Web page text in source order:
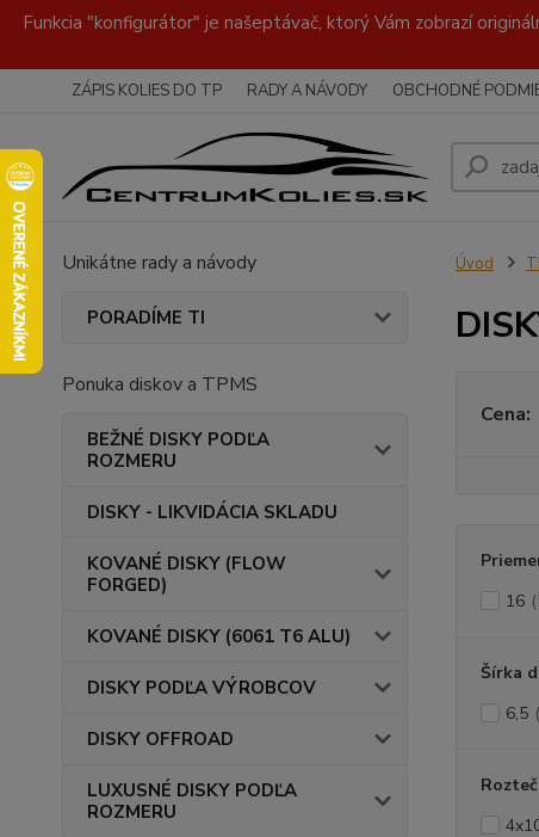
Funkcia "konfigurátor" je našeptávač, ktorý Vám zobrazí
ZÁPIS KOLIES DO TP RADY A NÁVODY OBCHODNÉ
Unikátne rady a návody
PORADÍME TI
Ponuka diskov a TPMS
BEŽNÉ DISKY PODĽA
ROZMERU
DISKY - LIKVIDÁCIA SKLADU
KOVANÉ DISKY (FLOW
FORGED)
KOVANÉ DISKY (6061 T6 ALU)
DISKY PODĽA VÝROBCOV
DISKY OFFROAD
LUXUSNÉ DISKY PODĽA
ROZMERU
Úvod
Cena:
16
Šírka
6,5
Rozteč